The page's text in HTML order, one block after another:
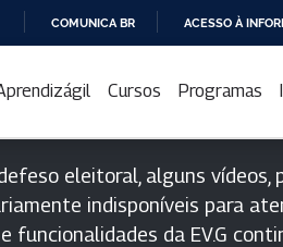
PARA
CONTEÚDO
COMUNICA BR ACESSO À
Cursos Programas
eleitoral, alguns vídeos,
indisponíveis para
funcionalidades da EV.G